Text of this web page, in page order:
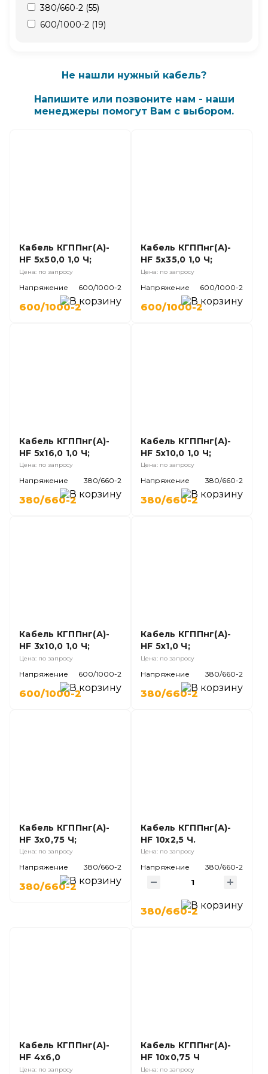
240.0 (1)
25 (1)
3)
4.0 (6)
380/660-2 (55)
600/1000-2 (19)
Не нашли нужный кабель?
Напишите или позвоните нам - наши
менеджеры помогут Вам с выбором.
600/1000-2
Кабель КГППнг(А)-
HF 5х50,0 1,0 Ч;
Цена: по запросу
Напряжение 600/1000-2
600/1000-2
Кабель КГППнг(А)-
HF 5х35,0 1,0 Ч;
Цена: по запросу
Напряжение 600/1000-2
380/660-2
Кабель КГППнг(А)-
HF 5х16,0 1,0 Ч;
Цена: по запросу
Напряжение 380/660-2
380/660-2
Кабель КГППнг(А)-
HF 5х10,0 1,0 Ч;
Цена: по запросу
Напряжение 380/660-2
600/1000-2
Кабель КГППнг(А)-
HF 3х10,0 1,0 Ч;
Цена: по запросу
Напряжение 600/1000-2
380/660-2
Кабель КГППнг(А)-
HF 5х1,0 Ч;
Цена: по запросу
Напряжение 380/660-2
380/660-2
Кабель КГППнг(А)-
HF 3х0,75 Ч;
Цена: по запросу
Напряжение 380/660-2
380/660-2
Кабель КГППнг(А)-
HF 10х2,5 Ч.
Цена: по запросу
Напряжение 380/660-2
Кабель КГППнг(А)-
HF 4х6,0
Цена: по запросу
Кабель КГППнг(А)-
HF 10х0,75 Ч
Цена: по запросу